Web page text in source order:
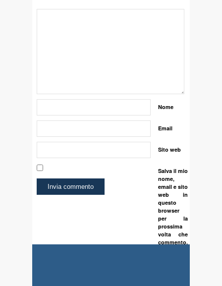
Nome
Email
Sito web
Salva il mio
nome,
email e sito
web in
questo
browser
per la
prossima
volta che
commento.